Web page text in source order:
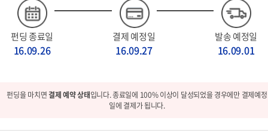
펀딩 종료일
16.09.26
결제 예정일
16.09.27
발송 예정일
16.09.01
펀딩을 마치면결제 예약 상태입니다. 종료일에 100% 이상이 달성되었을 경우에만 결제예정
일에 결제가 됩니다.